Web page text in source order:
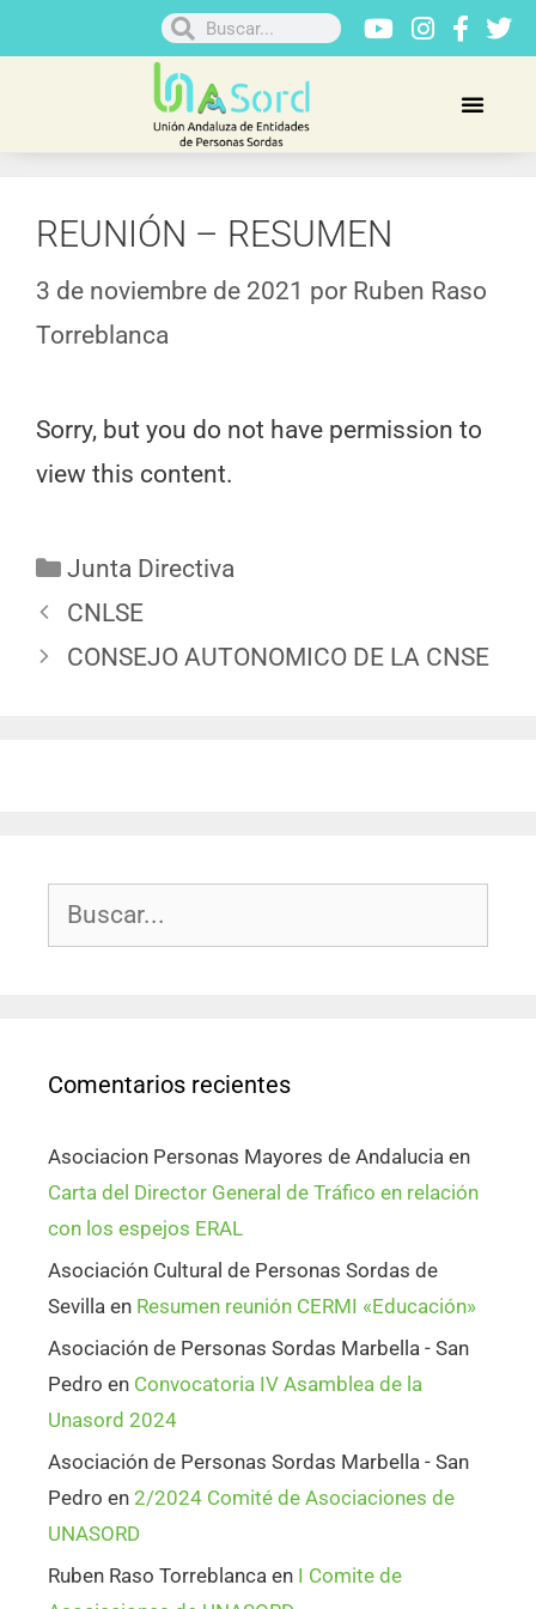
REUNIÓN – RESUMEN
3 de noviembre de 2021 por Ruben Raso
Torreblanca
Sorry, but you do not have permission to
view this content.
Junta Directiva
CNLSE
CONSEJO AUTONOMICO DE LA CNSE
Comentarios recientes
Asociacion Personas Mayores de Andalucia en
Carta del Director General de Tráfico en relación
con los espejos ERAL
Asociación Cultural de Personas Sordas de
Sevilla en Resumen reunión CERMI «Educación»
Asociación de Personas Sordas Marbella - San
Pedro en Convocatoria IV Asamblea de la
Unasord 2024
Asociación de Personas Sordas Marbella - San
Pedro en 2/2024 Comité de Asociaciones de
UNASORD
Ruben Raso Torreblanca en I Comite de